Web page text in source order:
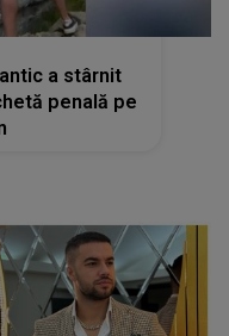
a stârnit
penală pe